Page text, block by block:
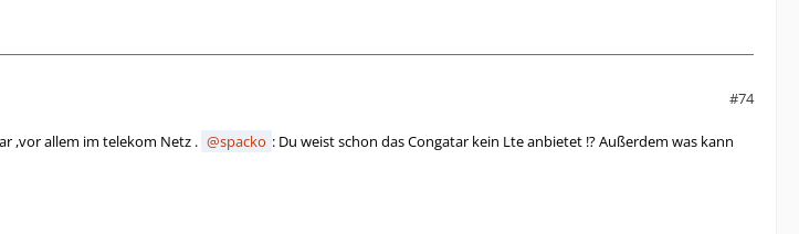
#74
,vor allem im telekom Netz . spacko : Du weist schon das Congatar kein Lte anbietet !? Außerdem was kann